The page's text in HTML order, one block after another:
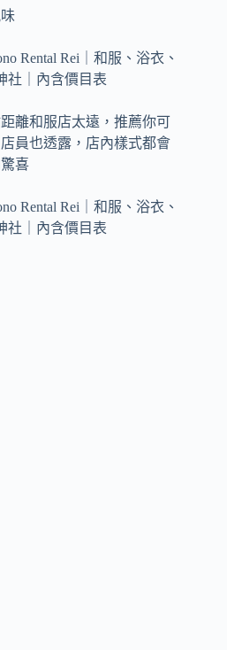
離和服店太遠，推薦你可
員也透露，店內樣式都會
喜